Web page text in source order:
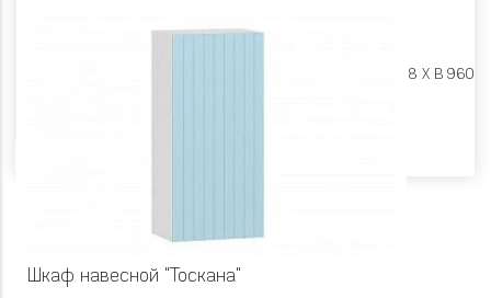
Ш 500 X Г 318 X В 960
Шкаф навесной "Тоскана"